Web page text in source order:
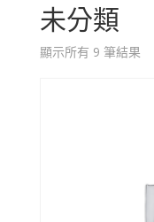
未分類
顯示所有 9 筆結果